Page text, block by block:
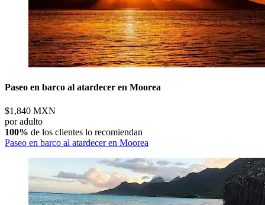
Paseo en barco al atardecer en Moorea
$1,840 MXN
por adulto
100% de los clientes lo recomiendan
Paseo en barco al atardecer en Moorea